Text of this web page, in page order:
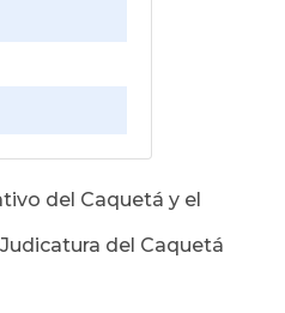
del Caquetá y el
del Caquetá